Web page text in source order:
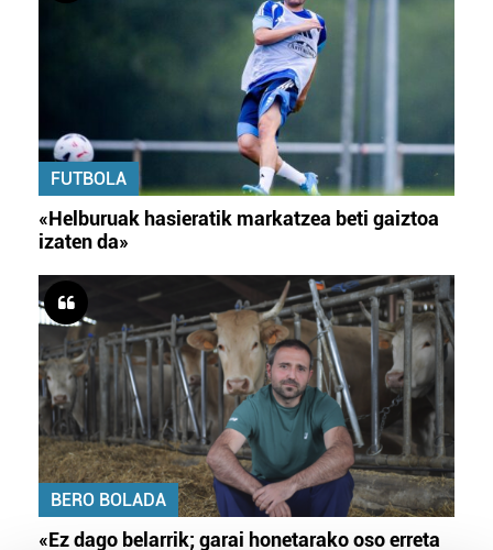
FUTBOLA
«Helburuak hasieratik markatzea beti gaiztoa
izaten da»
BERO BOLADA
«Ez dago belarrik; garai honetarako oso erreta